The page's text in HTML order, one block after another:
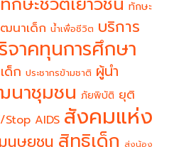
ทักษะ
นาเด็ก น้ำเพื่อชีวิต บริการ
จาคทุนการศึกษา
ด็ก ประชากรข้ามชาติ ผู้นำ
าชุมชน ภัยพิบัติ ยุติ
AIDS สังคมแห่ง
นุษยชน สิทธิเด็ก